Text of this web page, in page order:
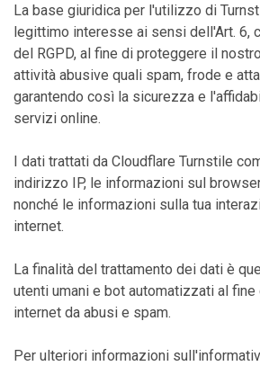
La base giuridica per l'utilizzo di
legittimo interesse ai sensi dell'Art. 6,
del RGPD, al fine di proteggere il
attività abusive quali spam, frode e
garantendo così la sicurezza e
servizi online.
I dati trattati da Cloudflare Turnstile
indirizzo IP, le informazioni sul
nonché le informazioni sulla tua
internet.
La finalità del trattamento dei dati è
utenti umani e bot automatizzati al
internet da abusi e spam.
Per ulteriori informazioni